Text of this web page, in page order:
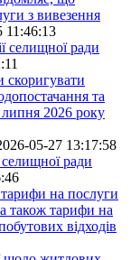
з вивезення
11:46:13
селищної ради
скоригувати
та
липня 2026 року
05-27 13:17:58
селищної ради
на послуги
також тарифи на
відходів